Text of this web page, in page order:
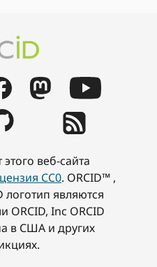
этого веб-сайта
CC0. ORCID™ ,
логотип являются
ORCID, Inc ORCID
в США и других